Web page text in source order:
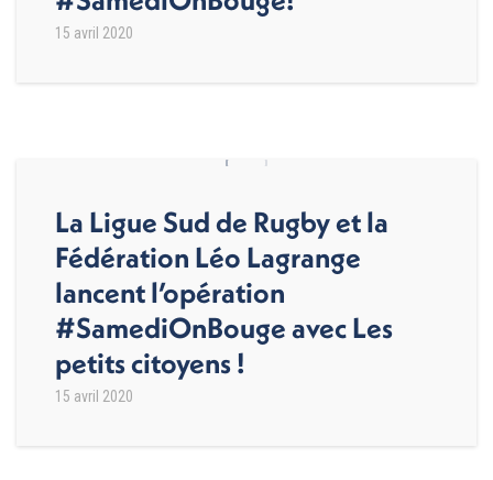
15 avril 2020
La Ligue Sud de Rugby et la
Fédération Léo Lagrange
lancent l’opération
#SamediOnBouge avec Les
petits citoyens !
15 avril 2020